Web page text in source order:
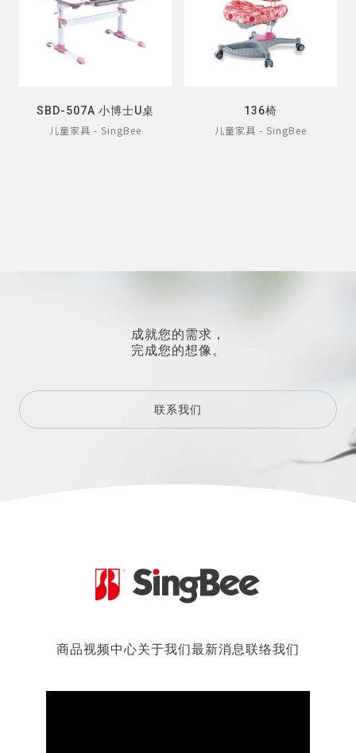
SBD-507A 小博士U桌
儿童家具 - SingBee
136椅
儿童家具 - SingBee
成就您的需求，
完成您的想像。
联系我们
商品视频中心关于我们最新消息联络我们